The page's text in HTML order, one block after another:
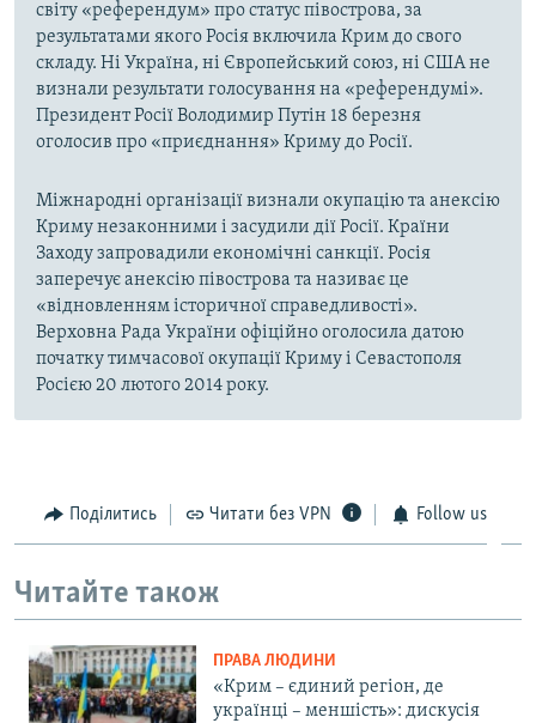
світу «референдум» про статус півострова, за
результатами якого Росія включила Крим до свого
складу. Ні Україна, ні Європейський союз, ні США не
визнали результати голосування на «референдумі».
Президент Росії Володимир Путін 18 березня
оголосив про «приєднання» Криму до Росії.
Міжнародні організації визнали окупацію та анексію
Криму незаконними і засудили дії Росії. Країни
Заходу запровадили економічні санкції. Росія
заперечує анексію півострова та називає це
«відновленням історичної справедливості».
Верховна Рада України офіційно оголосила датою
початку тимчасової окупації Криму і Севастополя
Росією 20 лютого 2014 року.
Поділитись Читати без VPN Follow us
Читайте також
ПРАВА ЛЮДИНИ
«Крим – єдиний регіон, де
українці – меншість»: дискусія